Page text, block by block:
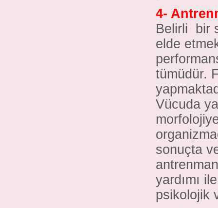
4-
Belirli
bir
elde
tümüdür.
Vücuda
sonuçta
yardımı
psikolojik